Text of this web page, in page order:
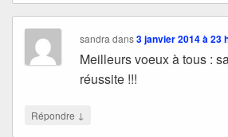
sandra dans3 janvier 2014 à 23
Meilleurs voeux à tous :
réussite !!!
Répondre ↓